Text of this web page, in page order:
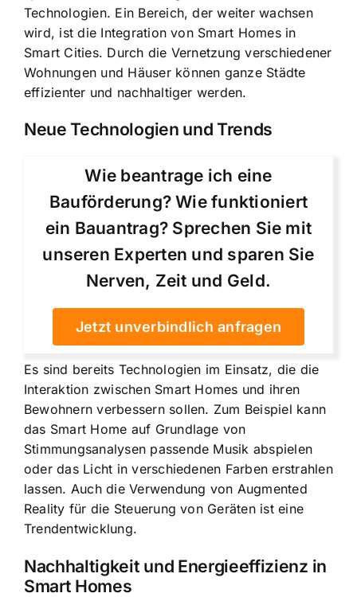
Technologien. Ein Bereich, der weiter wachsen
wird, ist die Integration von Smart Homes in
Smart Cities. Durch die Vernetzung verschiedener
Wohnungen und Häuser können ganze Städte
effizienter und nachhaltiger werden.
Neue Technologien und Trends
Wie beantrage ich eine
Bauförderung? Wie funktioniert
ein Bauantrag? Sprechen Sie mit
unseren Experten und sparen Sie
Nerven, Zeit und Geld.
Jetzt unverbindlich anfragen
Es sind bereits Technologien im Einsatz, die die
Interaktion zwischen Smart Homes und ihren
Bewohnern verbessern sollen. Zum Beispiel kann
das Smart Home auf Grundlage von
Stimmungsanalysen passende Musik abspielen
oder das Licht in verschiedenen Farben erstrahlen
lassen. Auch die Verwendung von Augmented
Reality für die Steuerung von Geräten ist eine
Trendentwicklung.
Nachhaltigkeit und Energieeffizienz in
Smart Homes